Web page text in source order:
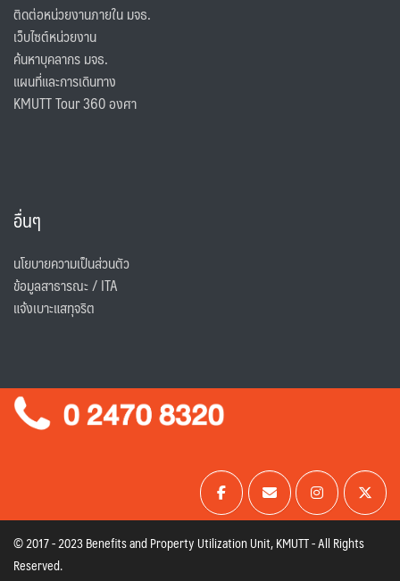
ติดต่อหน่วยงานภายใน มจธ.
เว็บไซต์หน่วยงาน
ค้นหาบุคลากร มจธ.
แผนที่และการเดินทาง
KMUTT Tour 360 องศา
อื่นๆ
นโยบายความเป็นส่วนตัว
ข้อมูลสาธารณะ / ITA
แจ้งเบาะแสทุจริต
© 2017 - 2023 Benefits and Property Utilization Unit, KMUTT - All Rights
Reserved.